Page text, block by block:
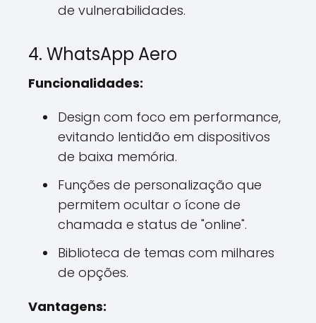
de vulnerabilidades.
4. WhatsApp Aero
Funcionalidades:
Design com foco em performance,
evitando lentidão em dispositivos
de baixa memória.
Funções de personalização que
permitem ocultar o ícone de
chamada e status de "online".
Biblioteca de temas com milhares
de opções.
Vantagens: